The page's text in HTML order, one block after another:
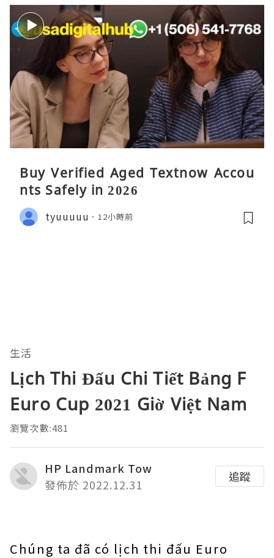
Buy Verified Aged Textnow Accou
nts Safely in 2026
tyuuuuu 12小時前
生活
Lịch Thi Đấu Chi Tiết Bảng F
Euro Cup 2021 Giờ Việt Nam
瀏覽次數:481
HP Landmark Tow
發佈於 2022.12.31
追蹤
Chúng ta đã có lịch thi đấu Euro